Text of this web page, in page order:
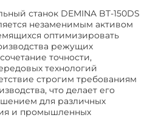
станок DEMINA BT-150DS
незаменимым активом
оптимизировать
режущих
точности,
технологий
строгим требованиям
что делает его
для различных
и промышленных